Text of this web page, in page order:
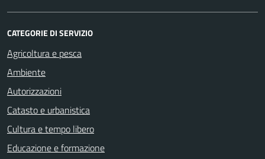
CATEGORIE DI SERVIZIO
Agricoltura e pesca
Ambiente
Autorizzazioni
Catasto e urbanistica
Cultura e tempo libero
Educazione e formazione